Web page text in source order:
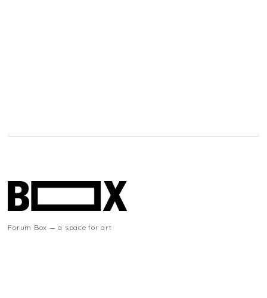
Forum Box — a space for art